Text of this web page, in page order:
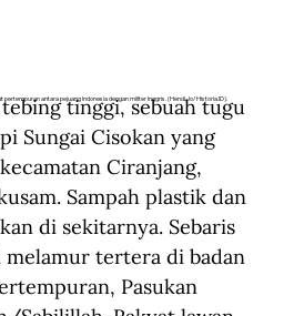
pertempuran antara pejuang Indonesia dengan militer Inggris. (Hendi Jo/Historia.ID).
tinggi, sebuah tugu
Sungai Cisokan yang
Ciranjang,
Sampah plastik dan
di sekitarnya. Sebaris
tertera di badan
Pasukan